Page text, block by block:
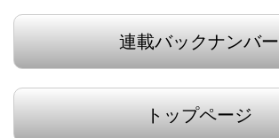
連載バックナンバー
トップページ